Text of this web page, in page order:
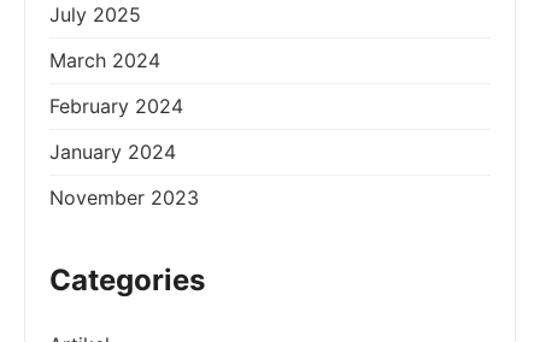
July 2025
March 2024
February 2024
January 2024
November 2023
Categories